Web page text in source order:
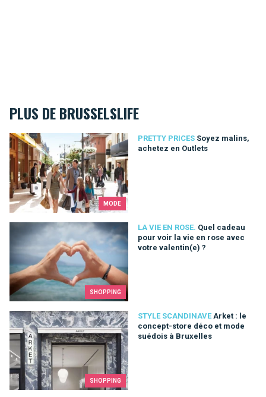
PLUS DE BRUSSELSLIFE
MODE
PRETTY PRICES Soyez malins,
achetez en Outlets
Soyez malins, achetez en Outlets
SHOPPING
LA VIE EN ROSE. Quel cadeau
pour voir la vie en rose avec
votre valentin(e) ?
Quel cadeau pour voir la vie en rose avec votre valentin(e) ?
SHOPPING
STYLE SCANDINAVE Arket : le
concept-store déco et mode
suédois à Bruxelles
Arket : le concept-store déco et mode suédois à Bruxelles